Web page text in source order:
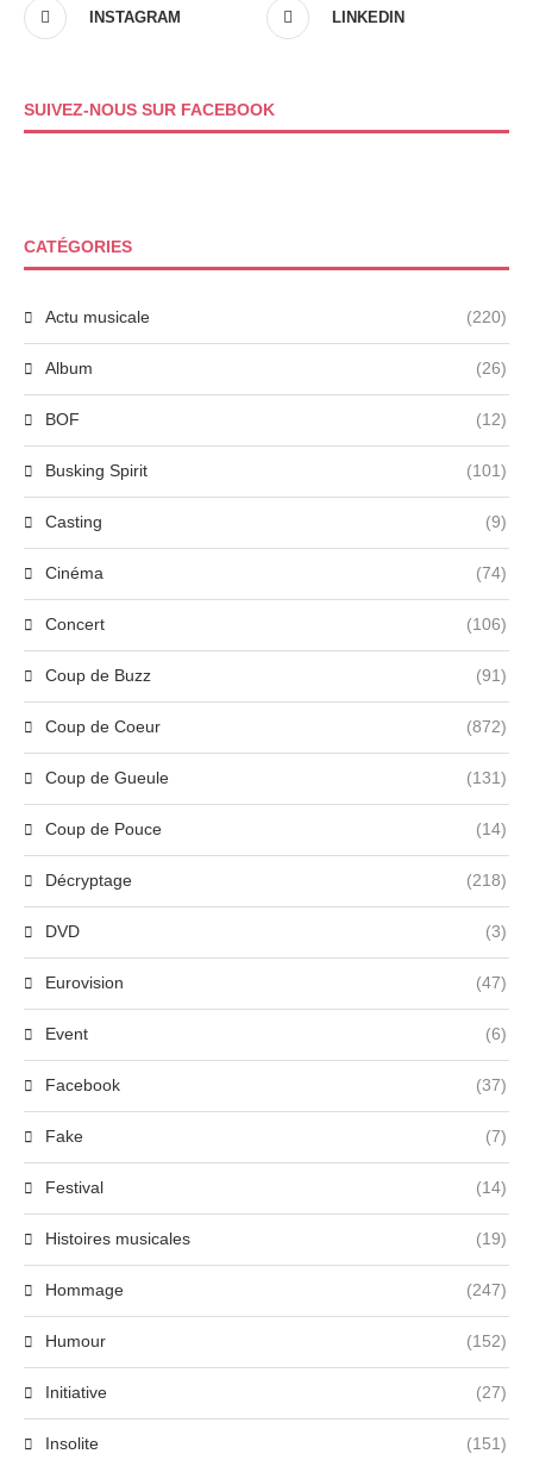
INSTAGRAM LINKEDIN
SUIVEZ-NOUS SUR FACEBOOK
CATÉGORIES
Actu musicale (220)
Album (26)
BOF (12)
Busking Spirit (101)
Casting (9)
Cinéma (74)
Concert (106)
Coup de Buzz (91)
Coup de Coeur (872)
Coup de Gueule (131)
Coup de Pouce (14)
Décryptage (218)
DVD (3)
Eurovision (47)
Event (6)
Facebook (37)
Fake (7)
Festival (14)
Histoires musicales (19)
Hommage (247)
Humour (152)
Initiative (27)
Insolite (151)